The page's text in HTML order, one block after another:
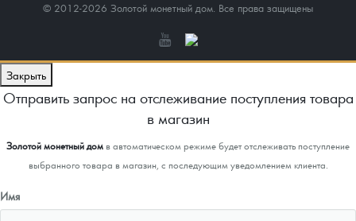
© 2012-2026 Золотой монетный дом. Все права защищены
Закрыть
Отправить запрос на отслеживание поступления товара
в магазин
Золотой монетный домв автоматическом режиме будет отслеживать поступление
выбранного товара в магазин, с последующим уведомлением клиента.
Имя